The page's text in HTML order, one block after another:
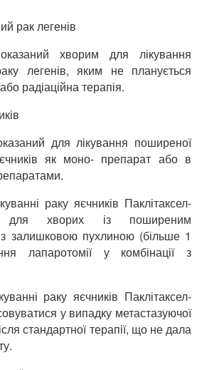
рак легенів
хворим для лікування
легенів, яким не планується
радіаційна терапія.
для лікування поширеної
як моно- препарат або в
раку яєчників Паклітаксел-
хворих із поширеним
залишковою пухлиною (більше 1
лапаротомії у комбінації з
раку яєчників Паклітаксел-
у випадку метастазуючої
стандартної терапії, що не дала